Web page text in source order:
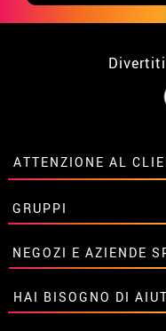
ATTENZIONE AL
• Su di noi
• Condizioni di
• Avviso legale
• Attenzione al
• Utilizzo dei cookies
•Impostazioni dei
GRUPPI
Sconti speciali per
Contattaci qui
NEGOZI E AZIENDE
Sconti speciali per
Contattaci qui
HAI BISOGNO DI